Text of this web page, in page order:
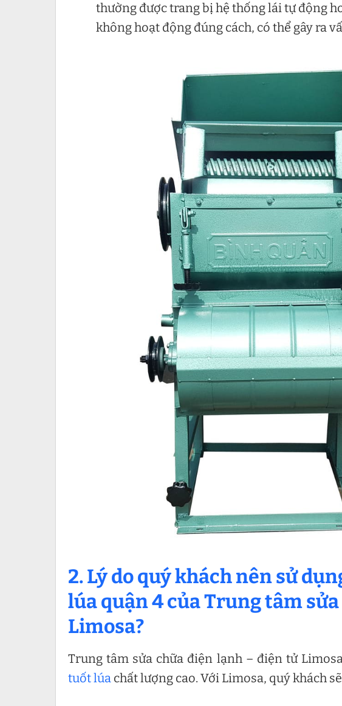
thường được trang bị hệ thống lái tự động
không hoạt động đúng cách, có thể gây ra
2. Lý do quý khách nên sử
lúa quận 4 của Trung tâm
Limosa?
Trung tâm sửa chữa điện lạnh – điện tử
tuốt lúa chất lượng cao. Với Limosa, quý khách